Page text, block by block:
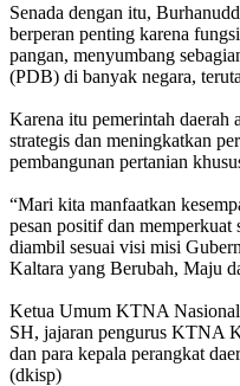
Senada dengan itu,
berperan penting karena
pangan, menyumbang
(PDB) di banyak negara,
Karena itu pemerintah daerah
strategis dan meningkatkan
pembangunan pertanian
“Mari kita manfaatkan
pesan positif dan
diambil sesuai visi misi
Kaltara yang Berubah, Maju
Ketua Umum KTNA
SH, jajaran pengurus KTNA
dan para kepala perangkat
(dkisp)